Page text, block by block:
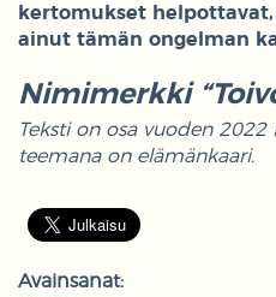
kertomukset
ainut tämän ongelman
Nimimerkki
Teksti on osa vuoden 2022
teemana on elämänkaari.
Avainsanat: